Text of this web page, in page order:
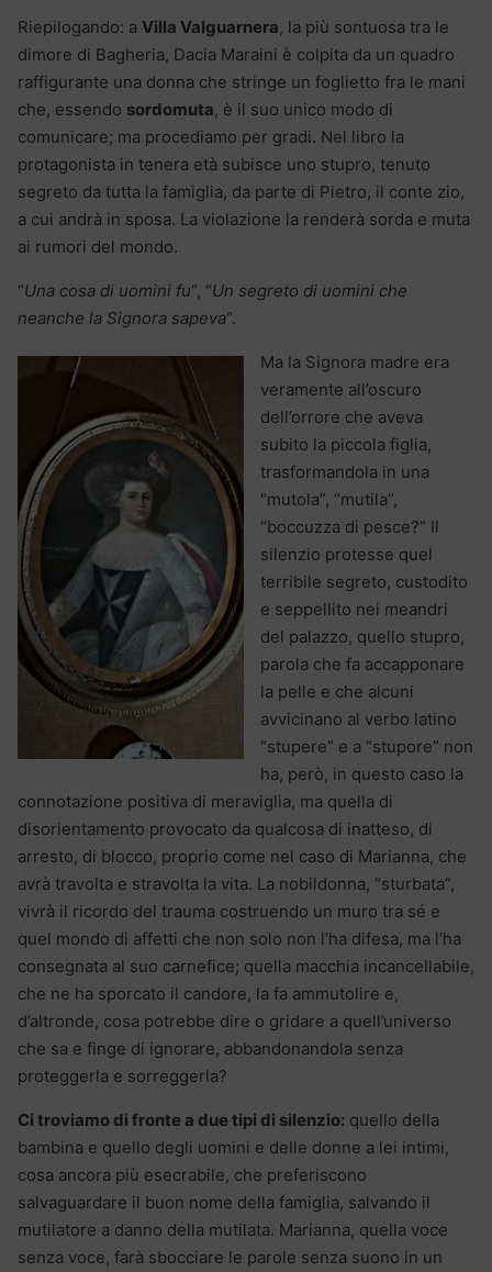
Riepilogando: a Villa Valguarnera, la più sontuosa tra le
dimore di Bagheria, Dacia Maraini è colpita da un quadro
raffigurante una donna che stringe un foglietto fra le mani
che, essendo sordomuta, è il suo unico modo di
comunicare; ma procediamo per gradi. Nel libro la
protagonista in tenera età subisce uno stupro, tenuto
segreto da tutta la famiglia, da parte di Pietro, il conte zio,
a cui andrà in sposa. La violazione la renderà sorda e muta
ai rumori del mondo.
“Una cosa di uomini fu“, “Un segreto di uomini che
neanche la Signora sapeva“.
Ma la Signora madre era
veramente all’oscuro
dell’orrore che aveva
subito la piccola figlia,
trasformandola in una
“mutola”, “mutila”,
“boccuzza di pesce?” Il
silenzio protesse quel
terribile segreto, custodito
e seppellito nei meandri
del palazzo, quello stupro,
parola che fa accapponare
la pelle e che alcuni
avvicinano al verbo latino
“stupere” e a “stupore” non
ha, però, in questo caso la
connotazione positiva di meraviglia, ma quella di
disorientamento provocato da qualcosa di inatteso, di
arresto, di blocco, proprio come nel caso di Marianna, che
avrà travolta e stravolta la vita. La nobildonna, “sturbata”,
vivrà il ricordo del trauma costruendo un muro tra sé e
quel mondo di affetti che non solo non l’ha difesa, ma l’ha
consegnata al suo carnefice; quella macchia incancellabile,
che ne ha sporcato il candore, la fa ammutolire e,
d’altronde, cosa potrebbe dire o gridare a quell’universo
che sa e finge di ignorare, abbandonandola senza
proteggerla e sorreggerla?
Ci troviamo di fronte a due tipi di silenzio: quello della
bambina e quello degli uomini e delle donne a lei intimi,
cosa ancora più esecrabile, che preferiscono
salvaguardare il buon nome della famiglia, salvando il
mutilatore a danno della mutilata. Marianna, quella voce
senza voce, farà sbocciare le parole senza suono in un